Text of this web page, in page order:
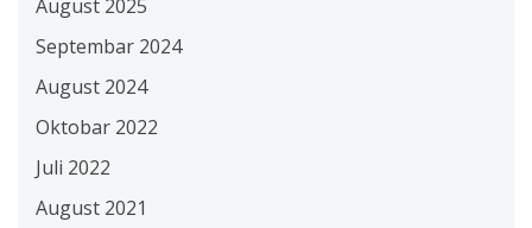
August 2025
Septembar 2024
August 2024
Oktobar 2022
Juli 2022
August 2021